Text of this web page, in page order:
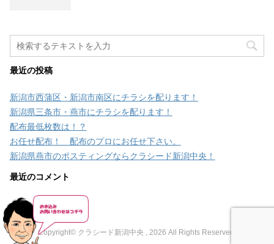
最近の投稿
新潟市西蒲区・新潟市南区にチラシを配ります！
新潟県三条市・燕市にチラシを配ります！
配布最低枚数は！？
お任せ配布！ 配布のプロにお任せ下さい。
新潟県燕市のポスティングならクラシード新潟中央！
最近のコメント
Copyright© クラシード新潟中央 , 2026 All Rights Reserved.